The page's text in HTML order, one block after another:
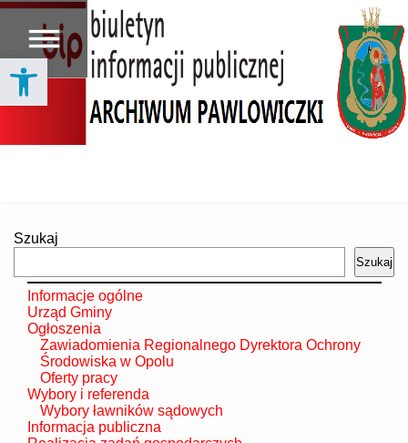
Open toolbar
Szukaj
Szukaj
Informacje ogólne
Urząd Gminy
Ogłoszenia
Zawiadomienia Regionalnego Dyrektora Ochrony
Środowiska w Opolu
Oferty pracy
Wybory i referenda
Wybory ławników sądowych
Informacja publiczna